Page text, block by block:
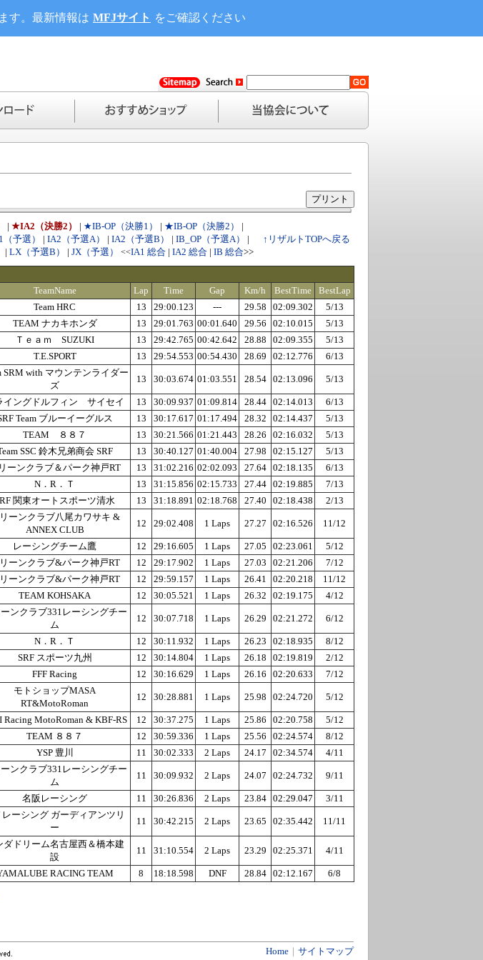
す。最新情報は MFJサイト をご確認ください
| ★IA2（決勝2） | ★IB-OP（決勝1） | ★IB-OP（決勝2）
|
（予選） | IA2（予選A） | IA2（予選B） | IB_OP（予選A）
|
| LX（予選B） | JX（予選） <<IA1 総合 | IA2 総合 | IB 総合>>
↑リザルトTOPへ戻る
TeamName Lap Time Gap Km/h BestTime
BestLap
Team HRC 13 29:00.123 --- 29.58 02:09.302
5/13
TEAM ナカキホンダ 13 29:01.763 00:01.640 29.56 02:10.015
5/13
Ｔｅａｍ SUZUKI 13 29:42.765 00:42.642 28.88 02:09.355
5/13
T.E.SPORT 13 29:54.553 00:54.430 28.69 02:12.776 6/13
SRM with マウンテンライダー
ズ
13 30:03.674 01:03.551 28.54 02:13.096 5/13
イングドルフィン サイセイ 13 30:09.937 01:09.814 28.44 02:14.013
6/13
Team ブルーイーグルス 13 30:17.617 01:17.494 28.32 02:14.437
5/13
TEAM ８８７ 13 30:21.566 01:21.443 28.26 02:16.032
5/13
SSC 鈴木兄弟商会 SRF 13 30:40.127 01:40.004 27.98 02:15.127
5/13
ーンクラブ＆パーク神戸RT 13 31:02.216 02:02.093 27.64 02:18.135
6/13
N．R．Ｔ 13 31:15.856 02:15.733 27.44 02:19.885
7/13
関東オートスポーツ清水 13 31:18.891 02:18.768 27.40 02:18.438 2/13
ーンクラブ八尾カワサキ &
ANNEX CLUB
12 29:02.408 1 Laps 27.27 02:16.526 11/12
レーシングチーム鷹 12 29:16.605 1 Laps 27.05 02:23.061
5/12
ーンクラブ&パーク神戸RT 12 29:17.902 1 Laps 27.03 02:21.206
7/12
ーンクラブ&パーク神戸RT 12 29:59.157 1 Laps 26.41 02:20.218
11/12
TEAM KOHSAKA 12 30:05.521 1 Laps 26.32 02:19.175 4/12
ンクラブ331レーシングチー
ム
12 30:07.718 1 Laps 26.29 02:21.272 6/12
N．R．Ｔ 12 30:11.932 1 Laps 26.23 02:18.935
8/12
SRF スポーツ九州 12 30:14.804 1 Laps 26.18 02:19.819
2/12
FFF Racing 12 30:16.629 1 Laps 26.16 02:20.633 7/12
モトショップMASA
RT&MotoRoman
12 30:28.881 1 Laps 25.98 02:24.720 5/12
Racing MotoRoman & KBF-RS 12 30:37.275 1 Laps 25.86 02:20.758
5/12
TEAM ８８７ 12 30:59.336 1 Laps 25.56 02:24.574
8/12
YSP 豊川 11 30:02.333 2 Laps 24.17 02:34.574 4/11
ンクラブ331レーシングチー
ム
11 30:09.932 2 Laps 24.07 02:24.732 9/11
名阪レーシング 11 30:26.836 2 Laps 23.84 02:29.047 3/11
レーシング ガーディアンツリ
ー
11 30:42.215 2 Laps 23.65 02:35.442 11/11
ダドリーム名古屋西＆橋本建
設
11 31:10.554 2 Laps 23.29 02:25.371 4/11
RACING TEAM 8 18:18.598 DNF 28.84 02:12.167 6/8
Home サイトマップ